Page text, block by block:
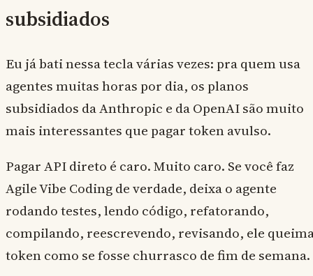
subsidiados
Eu já bati nessa tecla várias vezes: pra quem usa
agentes muitas horas por dia, os planos
subsidiados da Anthropic e da OpenAI são muito
mais interessantes que pagar token avulso.
Pagar API direto é caro. Muito caro. Se você faz
Agile Vibe Coding de verdade, deixa o agente
rodando testes, lendo código, refatorando,
compilando, reescrevendo, revisando, ele
token como se fosse churrasco de fim de semana.